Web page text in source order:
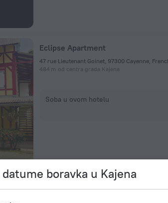
boravka u Kajena
Eclipse Apartment
47 rue Lieutenant Goinet, 97300 Cayenne,
484 m od centra grada Kajena
Soba u ovom hotelu